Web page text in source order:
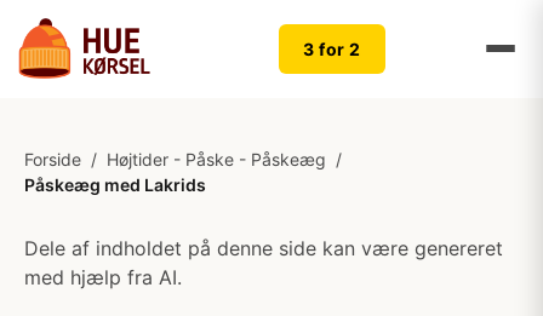
3 for 2
Forside / Højtider - Påske - Påskeæg /
Påskeæg med Lakrids
Dele af indholdet på denne side kan være genereret
med hjælp fra AI.